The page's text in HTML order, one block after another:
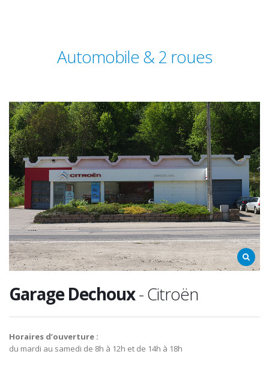
Automobile & 2 roues
Garage Dechoux- Citroën
Horaires d’ouverture :
du mardi au samedi de 8h à 12h et de 14h à 18h